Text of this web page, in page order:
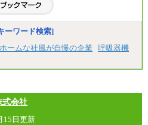
ーワード検索]
ームな社風が自慢の企業
呼吸器機
式会社
15日更新